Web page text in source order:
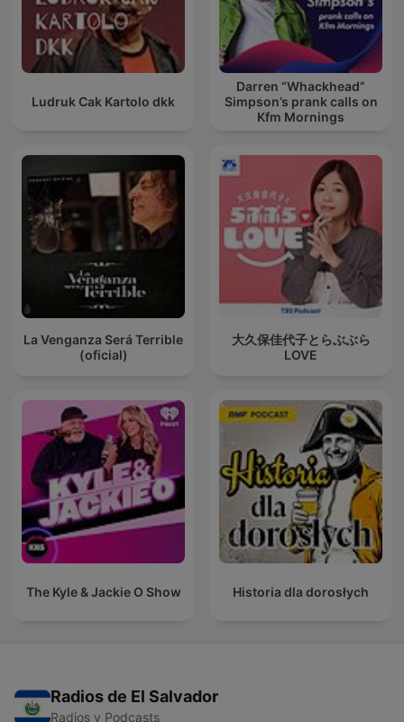
Ludruk Cak Kartolo dkk
Darren “Whackhead”
Simpson’s prank calls on
Kfm Mornings
La Venganza Será Terrible
(oficial)
大久保佳代子とらぶぶら
LOVE
The Kyle & Jackie O Show Historia dla dorosłych
Radios de El Salvador
Radios y Podcasts